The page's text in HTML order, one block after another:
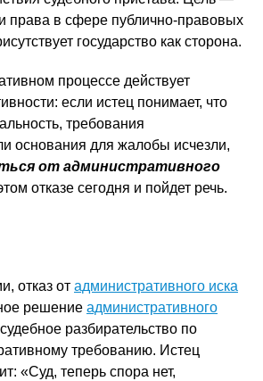
права в сфере публично-правовых
государство как сторона.
процессе действует
если истец понимает, что
требования
основания для жалобы исчезли,
от административного
отказе сегодня и пойдет речь.
отказ от административного иска
решение административного
разбирательство по
требованию. Истец
«Суд, теперь спора нет,